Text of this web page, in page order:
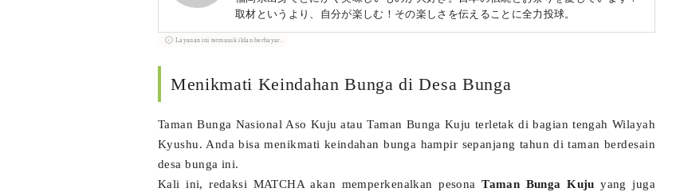
取材というより、自分が楽しむ！その楽しさを伝えることに全力投球。
Layanan ini termasuk iklan berbayar.
Menikmati Keindahan Bunga di Desa Bunga
Taman Bunga Nasional Aso Kuju atau Taman Bunga Kuju terletak di bagian tengah Wilayah
Kyushu. Anda bisa menikmati keindahan bunga hampir sepanjang tahun di taman berdesain
desa bunga ini.
Kali ini, redaksi MATCHA akan memperkenalkan pesonaTaman Bunga Kuju yang juga